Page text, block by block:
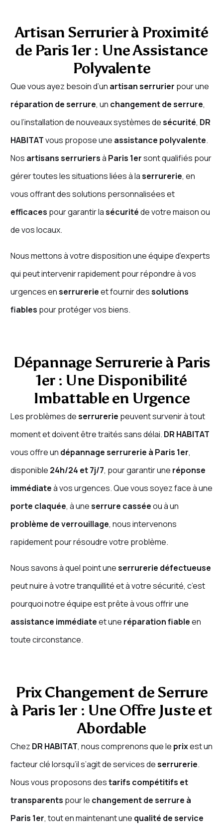
Artisan Serrurier à Proximité
de Paris 1er : Une Assistance
Polyvalente
Que vous ayez besoin d’un artisan serrurier pour une
réparation de serrure, un changement de serrure,
ou l’installation de nouveaux systèmes desécurité, DR
HABITATvous propose une assistance polyvalente.
Nos artisans serruriersà Paris 1ersont qualifiés pour
gérer toutes les situations liées à laserrurerie, en
vous offrant des solutions personnalisées et
efficaces pour garantir lasécuritéde votre maison ou
de vos locaux.
Nous mettons à votre disposition une équipe d’experts
qui peut intervenir rapidement pour répondre à vos
urgences enserrurerieet fournir dessolutions
fiables pour protéger vos biens.
Dépannage Serrurerie à Paris
1er : Une Disponibilité
Imbattable en Urgence
Les problèmes deserrurerie peuvent survenir à tout
moment et doivent être traités sans délai. DR HABITAT
vous offre un dépannage serrurerie à Paris 1er,
disponible 24h/24 et 7j/7, pour garantir une réponse
immédiateà vos urgences. Que vous soyez face à une
porte claquée, à uneserrure casséeou à un
problème de verrouillage, nous intervenons
rapidement pour résoudre votre problème.
Nous savons à quel point uneserrurerie défectueuse
peut nuire à votre tranquillité et à votre sécurité, c’est
pourquoi notre équipe est prête à vous offrir une
assistance immédiateet une réparation fiableen
toute circonstance.
Prix Changement de Serrure
à Paris 1er : Une Offre Juste et
Abordable
Chez DR HABITAT, nous comprenons que le prixest un
facteur clé lorsqu’il s’agit de services deserrurerie.
Nous vous proposons destarifs compétitifs et
transparents pour le changement de serrure à
Paris 1er, tout en maintenant une qualité de service